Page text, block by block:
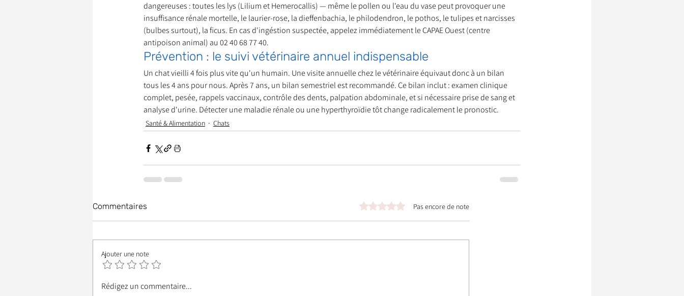
dangereuses : toutes les lys (Lilium et Hemerocallis) — même le pollen ou l'eau du vase peut provoquer une
insuffisance rénale mortelle, le laurier-rose, la dieffenbachia, le philodendron, le pothos, le tulipes et narcisses
(bulbes surtout), la ficus. En cas d'ingéstion suspectée, appelez immédiatement le CAPAE Ouest (centre
antipoison animal) au 02 40 68 77 40.
Prévention : le suivi vétérinaire annuel indispensable
Un chat vieilli 4 fois plus vite qu'un humain. Une visite annuelle chez le vétérinaire équivaut donc à un bilan
tous les 4 ans pour nous. Après 7 ans, un bilan semestriel est recommandé. Ce bilan inclut : examen clinique
complet, pesée, rappels vaccinaux, contrôle des dents, palpation abdominale, et si nécessaire prise de sang et
analyse d'urine. Détecter une maladie rénale ou une hyperthyroïdie tôt change radicalement le pronostic.
Santé & Alimentation Chats
Commentaires Noté 0 étoile sur 5.Pas encore de note
Ajouter une note
Rédigez un commentaire...